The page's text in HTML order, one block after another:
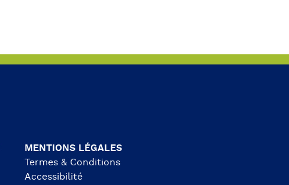
MENTIONS LÉGALES
Termes & Conditions
Accessibilité